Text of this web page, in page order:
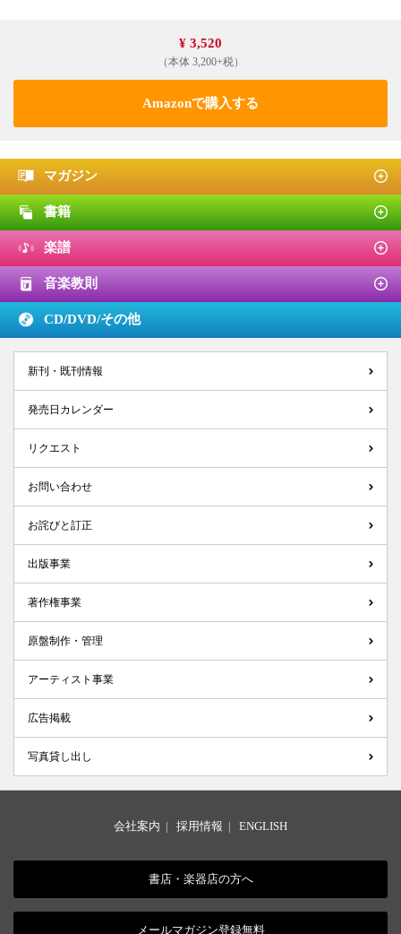
¥ 3,520
（本体 3,200+税）
Amazonで購入する
マガジン
書籍
楽譜
音楽教則
CD/DVD/その他
新刊・既刊情報
発売日カレンダー
リクエスト
お問い合わせ
お詫びと訂正
出版事業
著作権事業
原盤制作・管理
アーティスト事業
広告掲載
写真貸し出し
会社案内 | 採用情報 | ENGLISH
書店・楽器店の方へ
メールマガジン登録無料